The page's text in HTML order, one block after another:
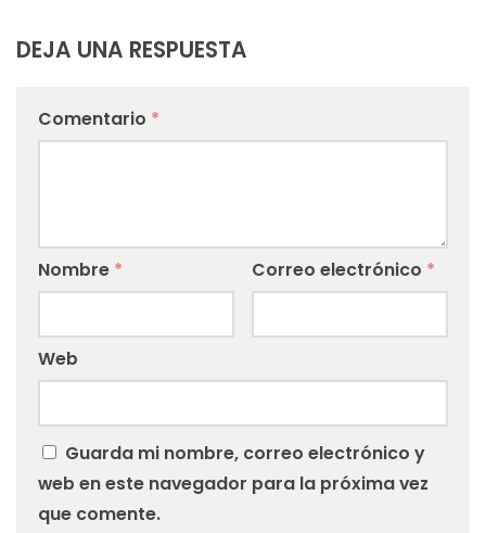
DEJA UNA RESPUESTA
Comentario *
Nombre * Correo electrónico *
Web
Guarda mi nombre, correo electrónico y
web en este navegador para la próxima vez
que comente.